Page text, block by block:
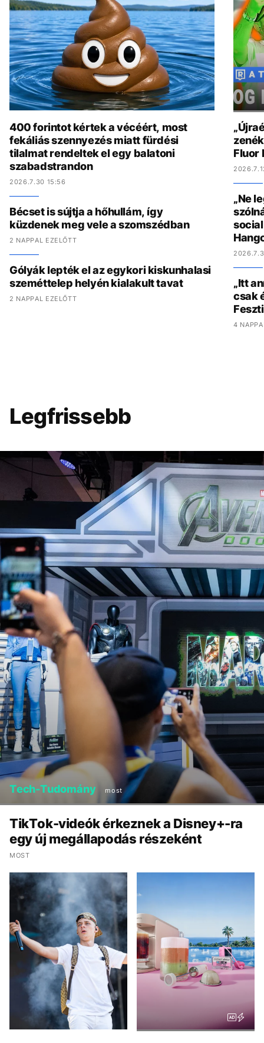
400 forintot kértek a vécéért, most
fekáliás szennyezés miatt fürdési
tilalmat rendeltek el egy balatoni
szabadstrandon
2026.7.30 15:56
Bécset is sújtja a hőhullám, így
küzdenek meg vele a szomszédban
2 NAPPAL EZELŐTT
Gólyák lepték el az egykori kiskunhalasi
szeméttelep helyén kialakult tavat
2 NAPPAL EZELŐTT
Fluor
„Ne
„Itt
csak
4
Legfrissebb
Tech-Tudomány most
TikTok-videók érkeznek a Disney+-ra
egy új megállapodás részeként
MOST